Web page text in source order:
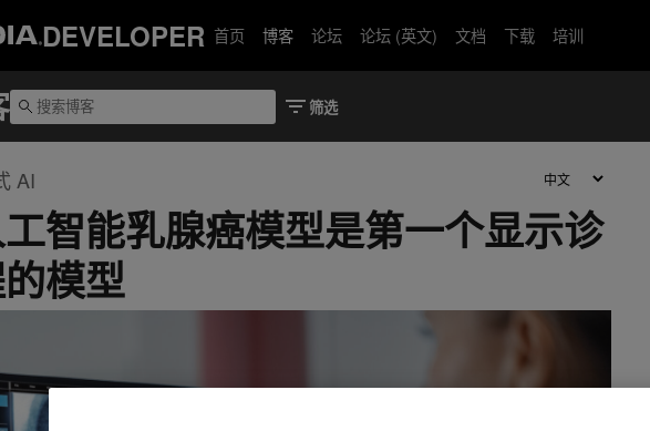
DEVELOPER 首页 博客 论坛 论坛 (英文) 文档 下载 培训
AI
智能乳腺癌模型是第一个显示诊
模型